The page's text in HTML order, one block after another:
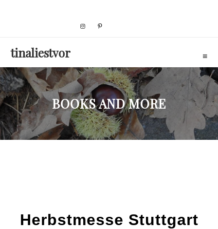
tinaliestvor
BOOKS AND MORE
Herbstmesse Stuttgart